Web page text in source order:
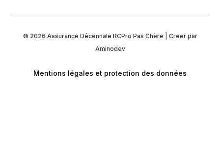
© 2026 Assurance Décennale RCPro Pas Chère | Creer par
Aminodev
Mentions légales et protection des données